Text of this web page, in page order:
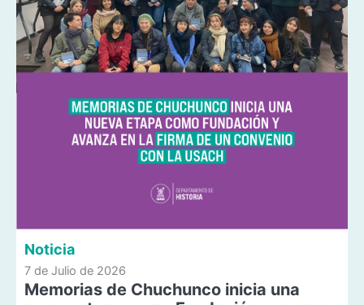
Noticia
7 de Julio de 2026
Memorias de Chuchunco inicia una